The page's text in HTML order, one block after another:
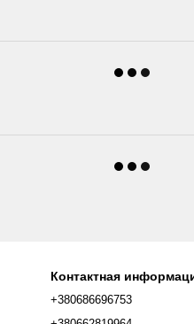
Контактная
+380686696753